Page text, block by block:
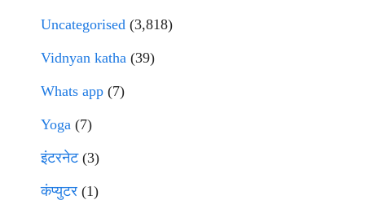
Uncategorised (3,818)
Vidnyan katha (39)
Whats app (7)
Yoga (7)
इंटरनेट(3)
कंप्युटर (1)